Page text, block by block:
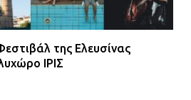
της Ελευσίνας
ΙΡΙΣ